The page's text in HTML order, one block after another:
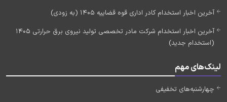
آخرین اخبار استخدام کادر اداری قوه قضاییه 1405 (به زودی)
آخرین اخبار استخدام شرکت مادر تخصصی تولید نیروی برق حرارتی 1405
(استخدام جدید)
لینک‌های مهم
چهارشنبه‌های تخفیفی